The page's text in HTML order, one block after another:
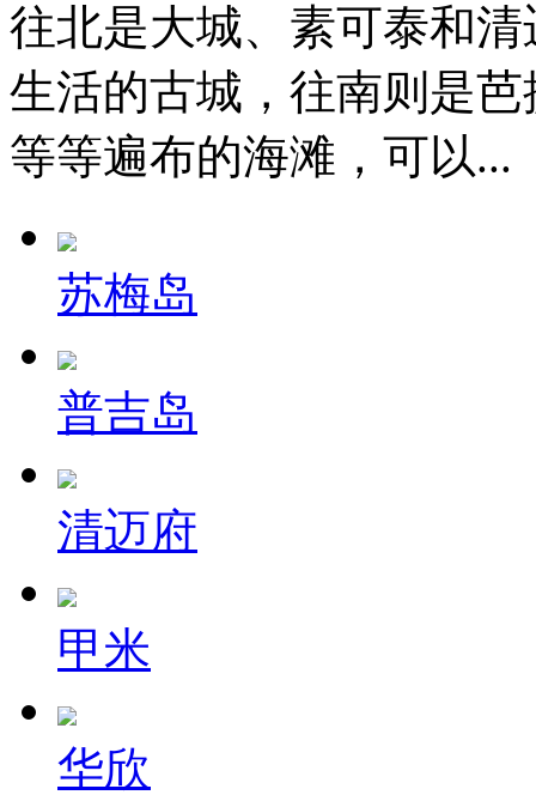
往北是大城、素可泰和
生活的古城，往南则是
等等遍布的海滩，可以...
苏梅岛
普吉岛
清迈府
甲米
华欣